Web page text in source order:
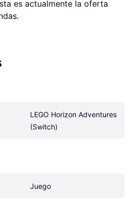
es actualmente la oferta
LEGO Horizon Adventures
(Switch)
Juego